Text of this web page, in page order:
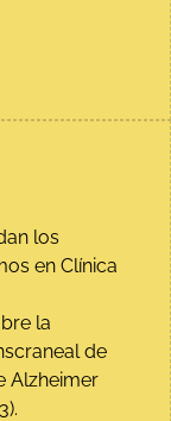
los
en Clínica
la
de
Alzheimer